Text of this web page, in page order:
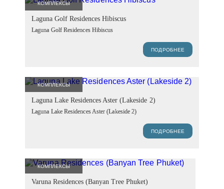
КОМПЛЕКСЫ
Laguna Golf Residences Hibiscus
Laguna Golf Residences Hibiscus
ПОДРОБНЕЕ
КОМПЛЕКСЫ
Laguna Lake Residences Aster (Lakeside 2)
Laguna Lake Residences Aster (Lakeside 2)
ПОДРОБНЕЕ
КОМПЛЕКСЫ
Varuna Residences (Banyan Tree Phuket)